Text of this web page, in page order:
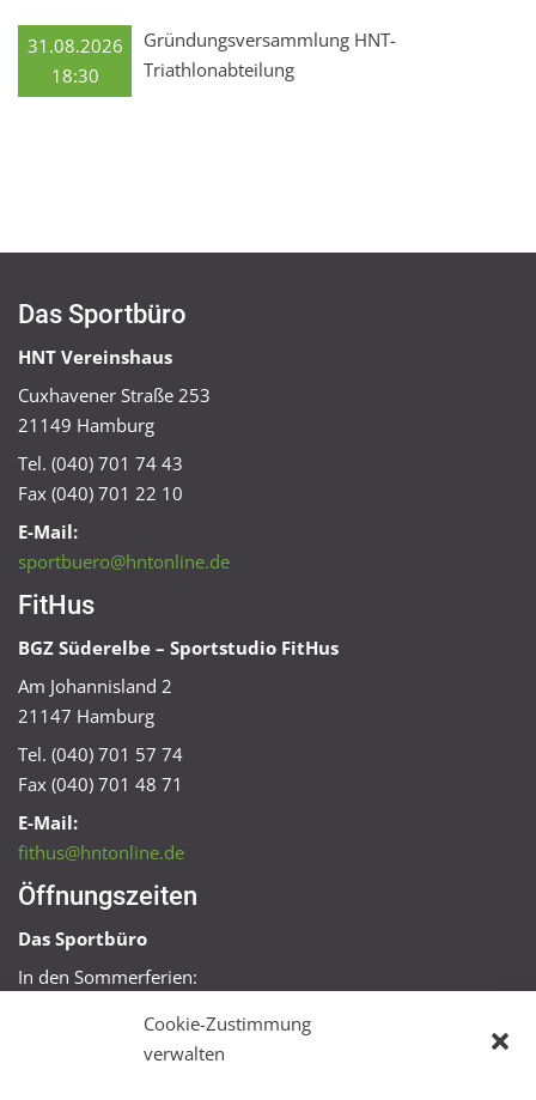
Cookie-Zustimmung
verwalten
31.08.2026
18:30
Gründungsversammlung HNT-
Triathlonabteilung
Das Sportbüro
HNT Vereinshaus
Cuxhavener Straße 253
21149 Hamburg
Tel. (040) 701 74 43
Fax (040) 701 22 10
E-Mail:
sportbuero@hntonline.de
FitHus
BGZ Süderelbe – Sportstudio FitHus
Am Johannisland 2
21147 Hamburg
Tel. (040) 701 57 74
Fax (040) 701 48 71
E-Mail:
fithus@hntonline.de
Öffnungszeiten
Das Sportbüro
In den Sommerferien:
Mo + Mi 16:00 – 18:00 Uhr